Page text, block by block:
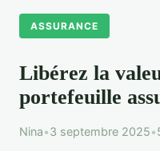
ASSURANCE
Libérez la
portefeuille
Nina•3 septembre 2025•